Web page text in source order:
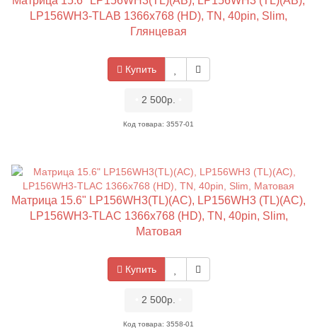
LP156WH3-TLAB 1366x768 (HD), TN, 40pin, Slim,
Глянцевая
Купить
2 500р.
Код товара: 3557-01
Матрица 15.6" LP156WH3(TL)(AC), LP156WH3 (TL)(AC),
LP156WH3-TLAC 1366x768 (HD), TN, 40pin, Slim,
Матовая
Купить
2 500р.
Код товара: 3558-01